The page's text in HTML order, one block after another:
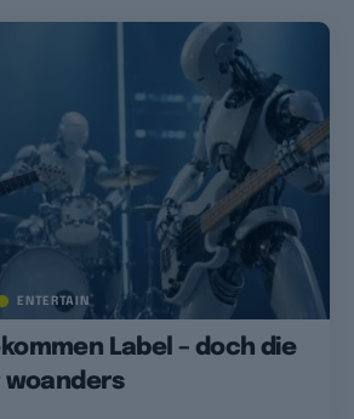
ENTERTAIN
Label – doch die
woanders